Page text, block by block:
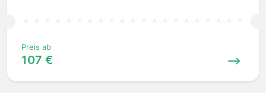
Preis ab
107 €